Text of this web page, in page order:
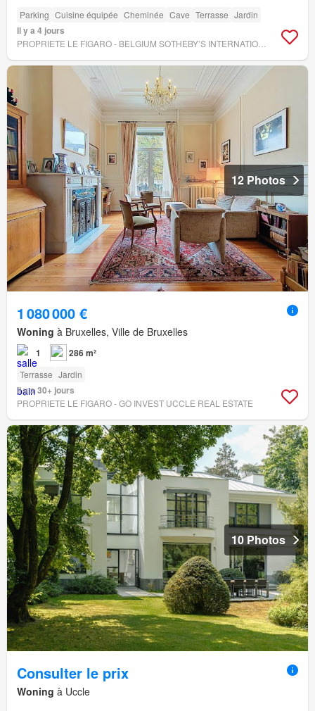
Parking Cuisine équipée Cheminée Cave Terrasse Jardin
Il y a 4 jours
12 Photos
1 080 000 €
Woning à Bruxelles, Ville de Bruxelles
1 286 m²
Terrasse Jardin
Il y a 30+ jours
PROPRIETE LE FIGARO - GO INVEST UCCLE REAL ESTATE
10 Photos
Consulter le prix
Woning à Uccle